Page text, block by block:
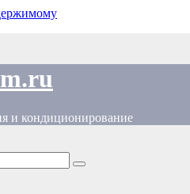
и кондиционирование